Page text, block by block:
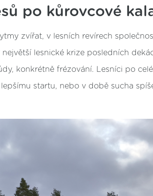
po kůrovcové
zvířat, v lesních revírech
lesnické krize posledních
konkrétně frézování. Lesníci po
startu, nebo v době sucha